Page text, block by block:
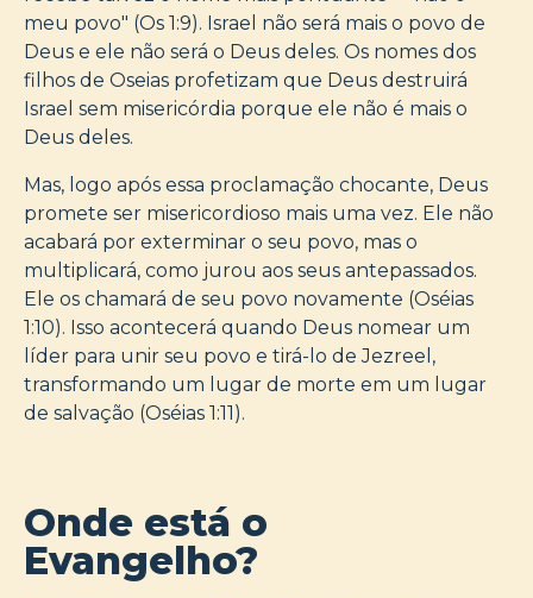
meu povo" (Os 1:9). Israel não será mais o povo de
Deus e ele não será o Deus deles. Os nomes dos
filhos de Oseias profetizam que Deus destruirá
Israel sem misericórdia porque ele não é mais o
Deus deles.
Mas, logo após essa proclamação chocante, Deus
promete ser misericordioso mais uma vez. Ele não
acabará por exterminar o seu povo, mas o
multiplicará, como jurou aos seus antepassados.
Ele os chamará de seu povo novamente (Oséias
1:10). Isso acontecerá quando Deus nomear um
líder para unir seu povo e tirá-lo de Jezreel,
transformando um lugar de morte em um lugar
de salvação (Oséias 1:11).
Onde está o
Evangelho?